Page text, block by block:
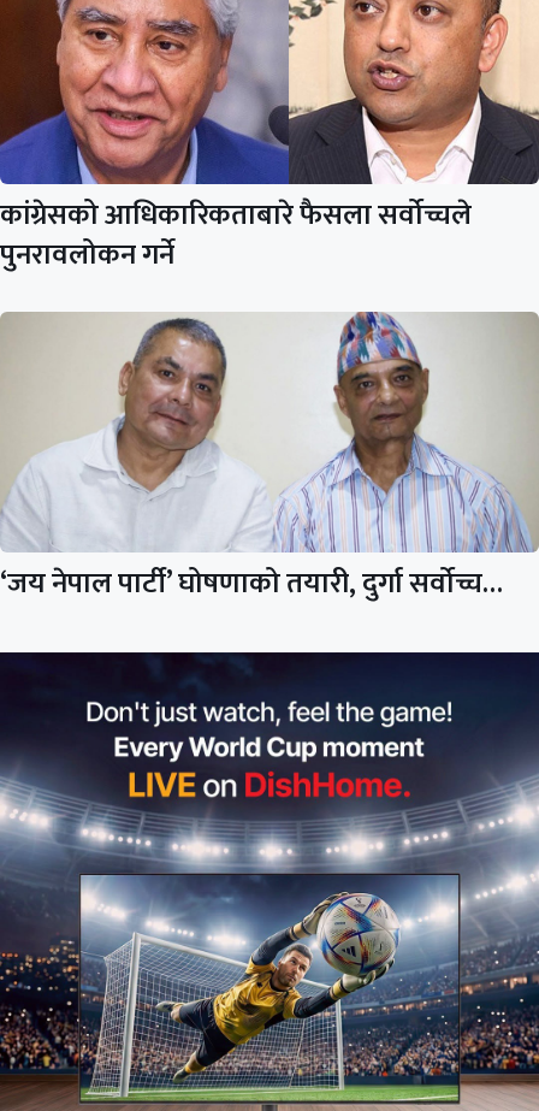
कांग्रेसको आधिकारिकताबारे फैसला सर्वोच्चले
पुनरावलोकन गर्ने
‘जय नेपाल पार्टी’ घोषणाको तयारी, दुर्गा सर्वोच्च…